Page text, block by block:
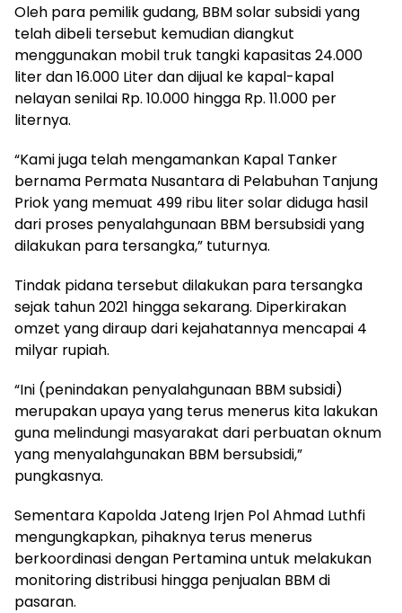
Oleh para pemilik gudang, BBM solar subsidi yang
telah dibeli tersebut kemudian diangkut
menggunakan mobil truk tangki kapasitas 24.000
liter dan 16.000 Liter dan dijual ke kapal-kapal
nelayan senilai Rp. 10.000 hingga Rp. 11.000 per
liternya.
“Kami juga telah mengamankan Kapal Tanker
bernama Permata Nusantara di Pelabuhan Tanjung
Priok yang memuat 499 ribu liter solar diduga hasil
dari proses penyalahgunaan BBM bersubsidi yang
dilakukan para tersangka,” tuturnya.
Tindak pidana tersebut dilakukan para tersangka
sejak tahun 2021 hingga sekarang. Diperkirakan
omzet yang diraup dari kejahatannya mencapai 4
milyar rupiah.
“Ini (penindakan penyalahgunaan BBM subsidi)
merupakan upaya yang terus menerus kita lakukan
guna melindungi masyarakat dari perbuatan oknum
yang menyalahgunakan BBM bersubsidi,”
pungkasnya.
Sementara Kapolda Jateng Irjen Pol Ahmad Luthfi
mengungkapkan, pihaknya terus menerus
berkoordinasi dengan Pertamina untuk melakukan
monitoring distribusi hingga penjualan BBM di
pasaran.